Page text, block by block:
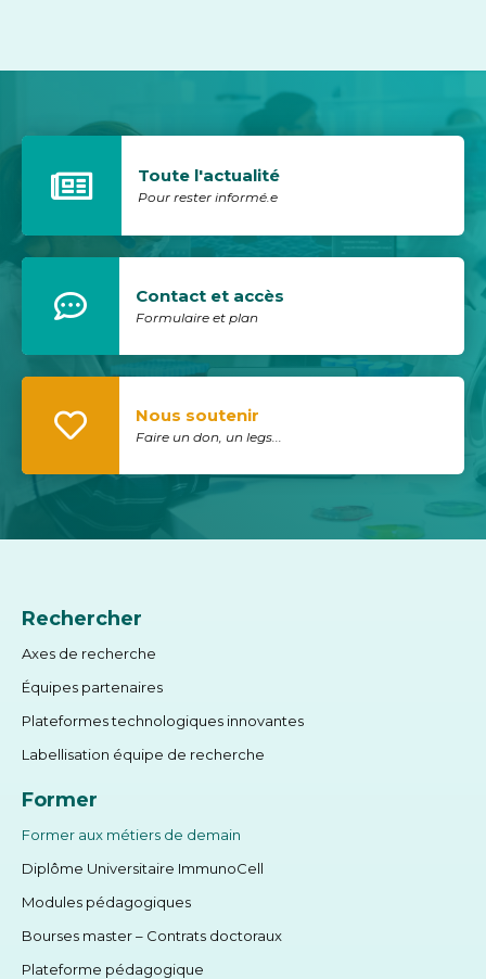
Toute l'actualité
Pour rester informé.e
Contact et accès
Formulaire et plan
Nous soutenir
Faire un don, un legs...
Rechercher
Axes de recherche
Équipes partenaires
Plateformes technologiques innovantes
Labellisation équipe de recherche
Former
Former aux métiers de demain
Diplôme Universitaire ImmunoCell
Modules pédagogiques
Bourses master – Contrats doctoraux
Plateforme pédagogique